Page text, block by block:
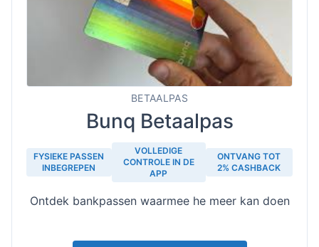
BETAALPAS
Bunq Betaalpas
FYSIEKE PASSEN
INBEGREPEN
VOLLEDIGE
CONTROLE IN DE
APP
ONTVANG TOT
2% CASHBACK
Ontdek bankpassen waarmee he meer kan doen